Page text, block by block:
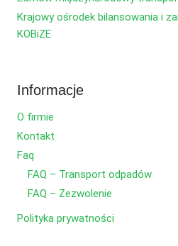
Krajowy ośrodek bilansowania i
KOBiZE
Informacje
O firmie
Kontakt
Faq
FAQ – Transport odpadów
FAQ – Zezwolenie
Polityka prywatności